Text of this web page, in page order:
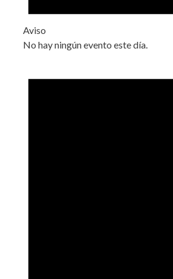
Aviso
No hay ningún evento este día.